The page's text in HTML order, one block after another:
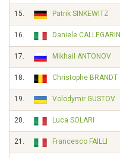
15. Patrik SINKEWITZ
16. Daniele CALLEGARIN
17. Mikhail ANTONOV
18. Christophe BRANDT
19. Volodymir GUSTOV
20. Luca SOLARI
21. Francesco FAILLI